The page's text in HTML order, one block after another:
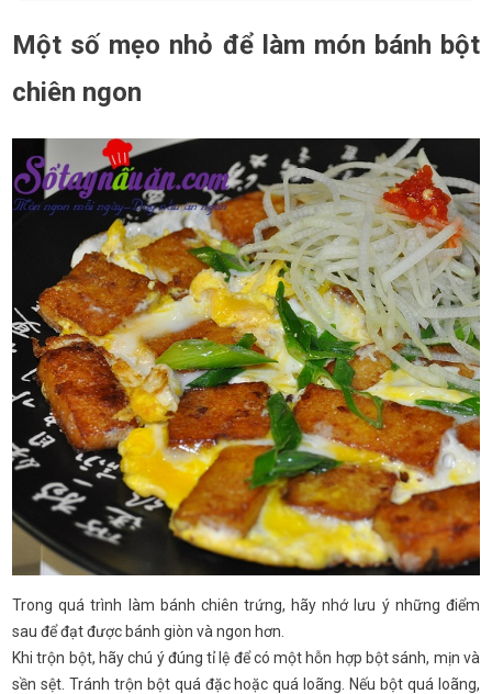
Một số mẹo nhỏ để làm món bánh bột
chiên ngon
Trong quá trình làm bánh chiên trứng, hãy nhớ lưu ý những điểm
sau để đạt được bánh giòn và ngon hơn.
Khi trộn bột, hãy chú ý đúng tỉ lệ để có một hỗn hợp bột sánh, mịn và
sền sệt. Tránh trộn bột quá đặc hoặc quá loãng. Nếu bột quá loãng,